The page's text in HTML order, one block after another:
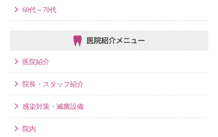
60代～70代
医院紹介メニュー
医院紹介
院長・スタッフ紹介
感染対策・滅菌設備
院内